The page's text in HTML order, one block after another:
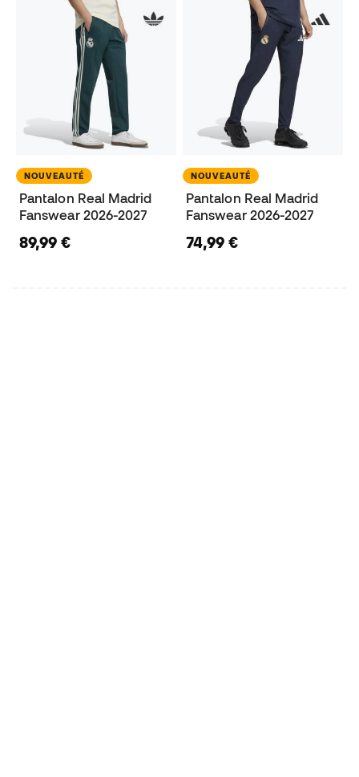
NOUVEAUTÉ
Pantalon Real Madrid
Fanswear 2026-2027
89,99 €
NOUVEAUTÉ
Pantalon Real Madrid
Fanswear 2026-2027
74,99 €